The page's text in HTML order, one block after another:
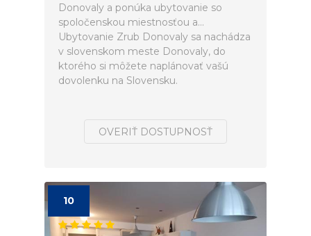
Donovaly a ponúka ubytovanie so
spoločenskou miestnosťou a...
Ubytovanie Zrub Donovaly sa nachádza
v slovenskom meste Donovaly, do
ktorého si môžete naplánovať vašú
dovolenku na Slovensku.
OVERIŤ DOSTUPNOSŤ
10